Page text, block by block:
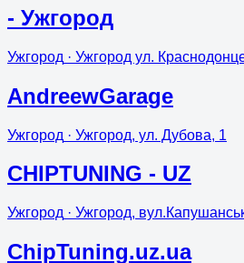
- Ужгород
Ужгород · Ужгород ул.
AndreewGarage
Ужгород · Ужгород, ул. Дубова, 1
CHIPTUNING - UZ
Ужгород · Ужгород,
ChipTuning.uz.ua